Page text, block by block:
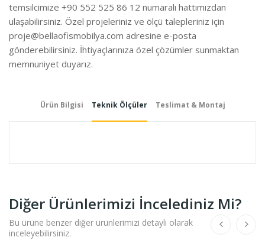
temsilcimize +90 552 525 86 12 numaralı hattımızdan
ulaşabilirsiniz. Özel projeleriniz ve ölçü talepleriniz için
proje@bellaofismobilya.com adresine e-posta
gönderebilirsiniz. İhtiyaçlarınıza özel çözümler sunmaktan
memnuniyet duyarız.
Ürün Bilgisi Teknik Ölçüler Teslimat & Montaj
Diğer Ürünlerimizi İncelediniz Mi?
Bu ürüne benzer diğer ürünlerimizi detaylı olarak
inceleyebilirsiniz.